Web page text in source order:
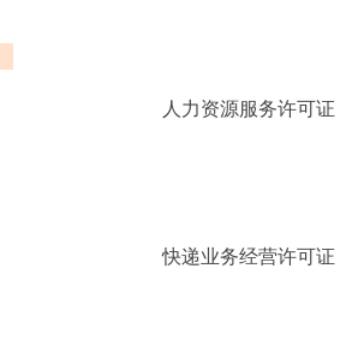
人力资源服务许可证
快递业务经营许可证